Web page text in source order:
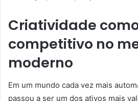
Criatividade
competitivo no
moderno
Em um mundo cada vez mais
passou a ser um dos ativos mais